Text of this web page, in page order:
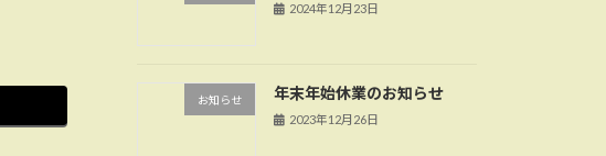
2024年12月23日
お知らせ 年末年始休業のお知らせ
2023年12月26日